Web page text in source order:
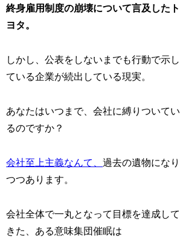
終身雇用制度の崩壊について言及したト
ヨタ。
しかし、公表をしないまでも行動で示し
ている企業が続出している現実。
あなたはいつまで、会社に縛りついてい
るのですか？
会社至上主義なんて、過去の遺物になり
つつあります。
会社全体で一丸となって目標を達成して
きた、ある意味集団催眠は